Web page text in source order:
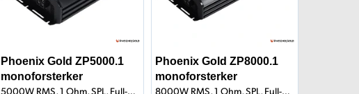
Phoenix Gold ZP5000.1
monoforsterker
5000W RMS, 1 Ohm, SPL, Full-Bridge
Phoenix Gold ZP8000.1
monoforsterker
8000W RMS, 1 Ohm, SPL, Full-Bridge